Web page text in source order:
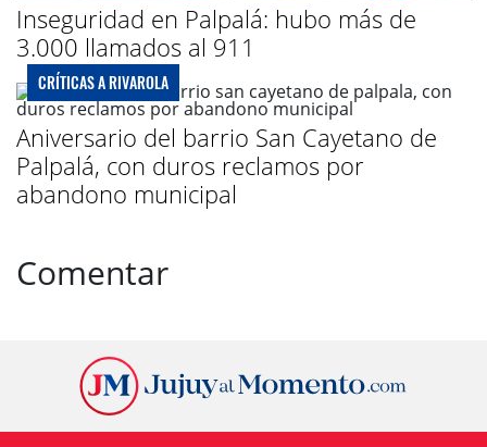
Inseguridad en Palpalá: hubo más de
3.000 llamados al 911
CRÍTICAS A RIVAROLA
Aniversario del barrio San Cayetano de
Palpalá, con duros reclamos por
abandono municipal
Comentar